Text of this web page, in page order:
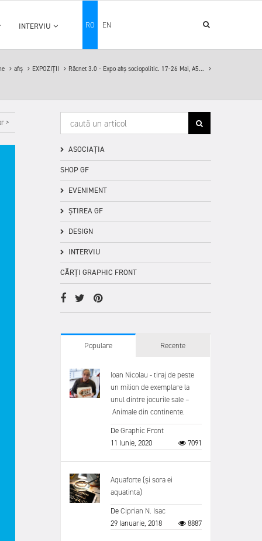
INTERVIU RO EN
afiș EXPOZIȚII Răcnet 3.0 - Expo afiș sociopolitic. 17-26 Mai, A5...
>
ASOCIAȚIA
SHOP GF
EVENIMENT
ȘTIREA GF
DESIGN
INTERVIU
CĂRȚI GRAPHIC FRONT
Populare Recente
Ioan Nicolau - tiraj de peste
un milion de exemplare la
unul dintre jocurile sale –
Animale din continente.
DeGraphic Front
11 Iunie, 2020
7091
Aquaforte (și sora ei
aquatinta)
DeCiprian N. Isac
29 Ianuarie, 2018
8887